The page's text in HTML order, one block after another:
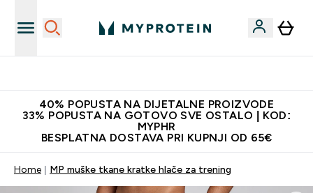
40% POPUSTA NA DIJETALNE PROIZVODE
33% POPUSTA NA GOTOVO SVE OSTALO | KOD:
MYPHR
BESPLATNA DOSTAVA PRI KUPNJI OD 65€
Home MP muške tkane kratke hlače za trening